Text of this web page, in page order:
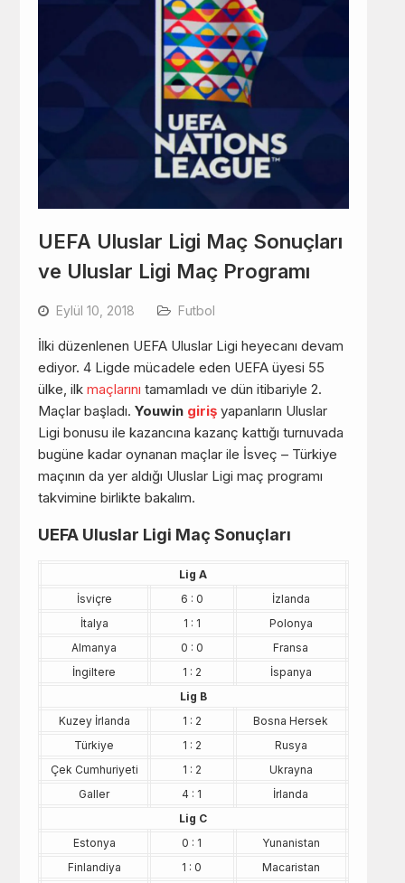
UEFA Uluslar Ligi Maç Sonuçları
ve Uluslar Ligi Maç Programı
Eylül 10, 2018 Futbol
İlki düzenlenen UEFA Uluslar Ligi heyecanı devam
ediyor. 4 Ligde mücadele eden UEFA üyesi 55
ülke, ilk maçlarını tamamladı ve dün itibariyle 2.
Maçlar başladı. Youwin girişyapanların Uluslar
Ligi bonusu ile kazancına kazanç kattığı turnuvada
bugüne kadar oynanan maçlar ile İsveç – Türkiye
maçının da yer aldığı Uluslar Ligi maç programı
takvimine birlikte bakalım.
UEFA Uluslar Ligi Maç Sonuçları
Lig A
İsviçre
6 : 0
İzlanda
İtalya
1 : 1
Polonya
Almanya
0 : 0
Fransa
İngiltere
1 : 2
İspanya
Lig B
Kuzey İrlanda
1 : 2
Bosna Hersek
Türkiye
1 : 2
Rusya
Çek Cumhuriyeti
1 : 2
Ukrayna
Galler
4 : 1
İrlanda
Lig C
Estonya
0 : 1
Yunanistan
Finlandiya
1 : 0
Macaristan